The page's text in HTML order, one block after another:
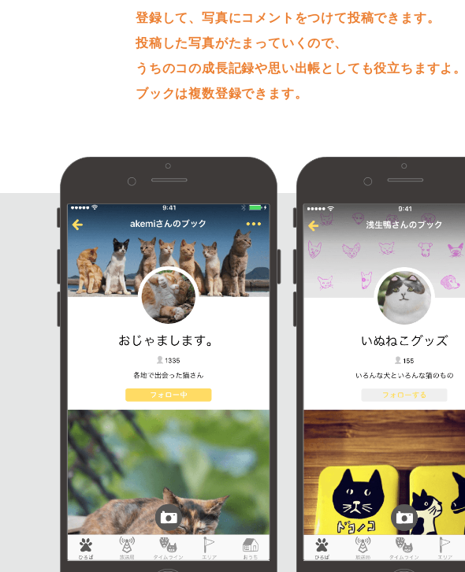
登録して、写真にコメントをつけて投稿できます。
投稿した写真がたまっていくので、
うちのコの成長記録や思い出帳としても役立ちますよ。
ブックは複数登録できます。